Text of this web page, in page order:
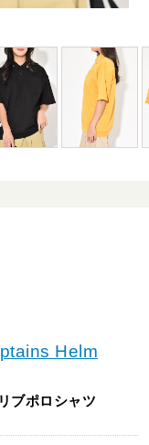
Helm
ブポロシャツ